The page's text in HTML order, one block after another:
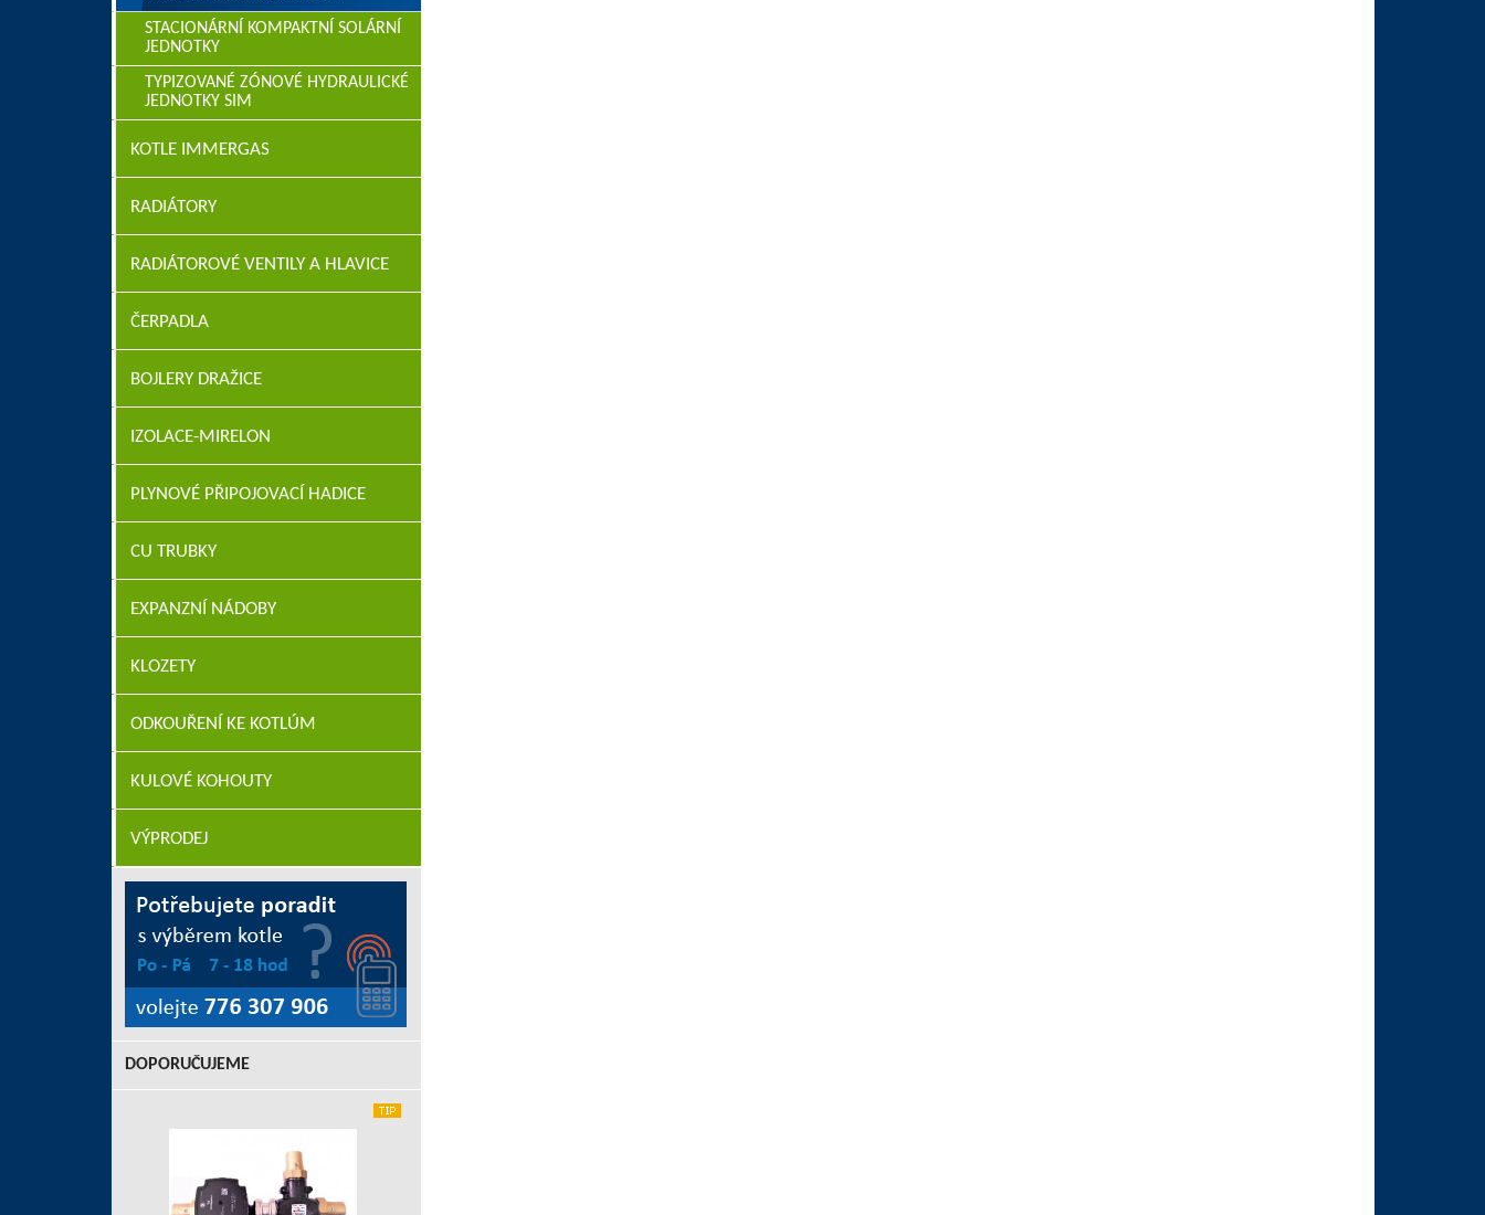
STACIONÁRNÍ KOMPAKTNÍ SOLÁRNÍ
JEDNOTKY
TYPIZOVANÉ ZÓNOVÉ HYDRAULICKÉ
JEDNOTKY SIM
KOTLE IMMERGAS
RADIÁTORY
RADIÁTOROVÉ VENTILY A HLAVICE
ČERPADLA
BOJLERY DRAŽICE
IZOLACE-MIRELON
PLYNOVÉ PŘIPOJOVACÍ HADICE
CU TRUBKY
EXPANZNÍ NÁDOBY
KLOZETY
ODKOUŘENÍ KE KOTLÚM
KULOVÉ KOHOUTY
VÝPRODEJ
DOPORUČUJEME